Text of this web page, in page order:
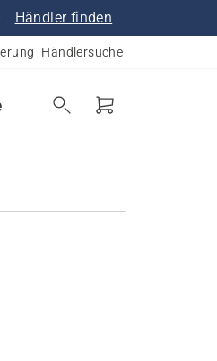
Händler finden
Händlersuche